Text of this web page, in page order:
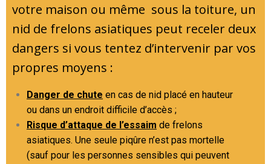
votre maison ou même sous la toiture, un
nid de frelons asiatiques peut receler deux
dangers si vous tentez d’intervenir par vos
propres moyens :
Danger de chute en cas de nid placé en hauteur
ou dans un endroit difficile d’accès ;
Risque d’attaque de l’essaim de frelons
asiatiques. Une seule piqûre n’est pas mortelle
(sauf pour les personnes sensibles qui peuvent